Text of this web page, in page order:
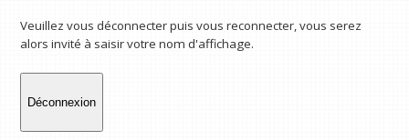
Veuillez vous déconnecter puis vous reconnecter, vous serez
alors invité à saisir votre nom d'affichage.
Déconnexion